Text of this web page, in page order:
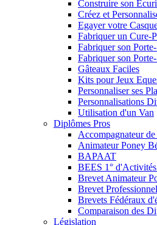
Construire son
Créez et
Egayer votre
Fabriquer un Cure-
Fabriquer son
Fabriquer son
Gâteaux Faciles
Kits pour Jeux
Personnaliser ses
Personnalisations
Utilisation d'un Van
Diplômes Pros
Accompagnateur
Animateur Poney
BAPAAT
BEES 1°
Brevet Animateur
Brevet
Brevets Fédéraux
Comparaison des
Législation